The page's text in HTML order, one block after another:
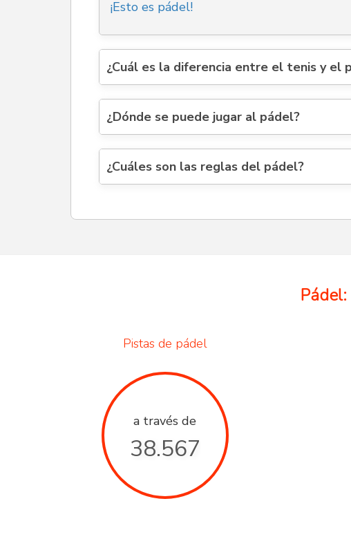
¡Esto es pádel!
¿Cuál es la diferencia entre el tenis y el
¿Dónde se puede jugar al pádel?
¿Cuáles son las reglas del pádel?
Pistas de pádel
a través de
38.567